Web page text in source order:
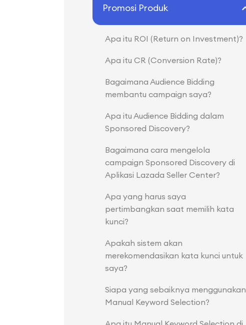
Promosi Produk
Apa itu ROI (Return on Investment)?
Apa itu CR (Conversion Rate)?
Bagaimana Audience Bidding
membantu campaign saya?
Apa itu Audience Bidding dalam
Sponsored Discovery?
Bagaimana cara mengelola
campaign Sponsored Discovery di
Aplikasi Lazada Seller Center?
Apa yang harus saya
pertimbangkan saat memilih kata
kunci?
Apakah sistem akan
merekomendasikan kata kunci untuk
saya?
Siapa yang sebaiknya menggunakan
Manual Keyword Selection?